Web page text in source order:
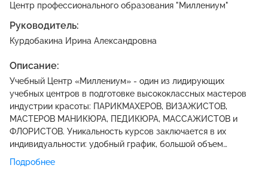
Центр профессионального образования "Миллениум"
Руководитель:
Курдобакина Ирина Александровна
Описание:
Учебный Центр «Миллениум» - один из лидирующих
учебных центров в подготовке высококлассных мастеров
индустрии красоты: ПАРИКМАХЕРОВ, ВИЗАЖИСТОВ,
МАСТЕРОВ МАНИКЮРА, ПЕДИКЮРА, МАССАЖИСТОВ и
ФЛОРИСТОВ. Уникальность курсов заключается в их
индивидуальности: удобный график, большой объем
практики, профессиональные препараты, разнообразие
программ, высококвалифицированные преподаватели и
Подробнее